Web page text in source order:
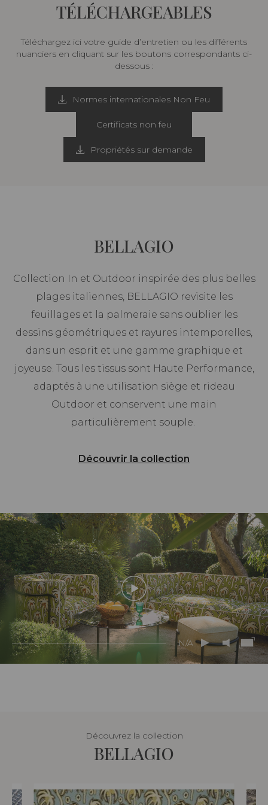
TÉLÉCHARGEABLES
Téléchargez ici votre guide d’entretien ou les différents
nuanciers en cliquant sur les boutons correspondants ci-
dessous :
Normes internationales Non Feu
Certificats non feu
Propriétés sur demande
BELLAGIO
Collection In et Outdoor inspirée des plus belles
plages italiennes, BELLAGIO revisite les
feuillages et la palmeraie sans oublier les
dessins géométriques et rayures intemporelles,
dans un esprit et une gamme graphique et
joyeuse. Tous les tissus sont Haute Performance,
adaptés à une utilisation siège et rideau
Outdoor et conservent une main
particulièrement souple.
Découvrir la collection
N/A
Découvrez la collection
BELLAGIO